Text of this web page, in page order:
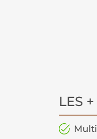
LES